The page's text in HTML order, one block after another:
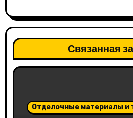
о
а
Связанная
Отделочные материалы и